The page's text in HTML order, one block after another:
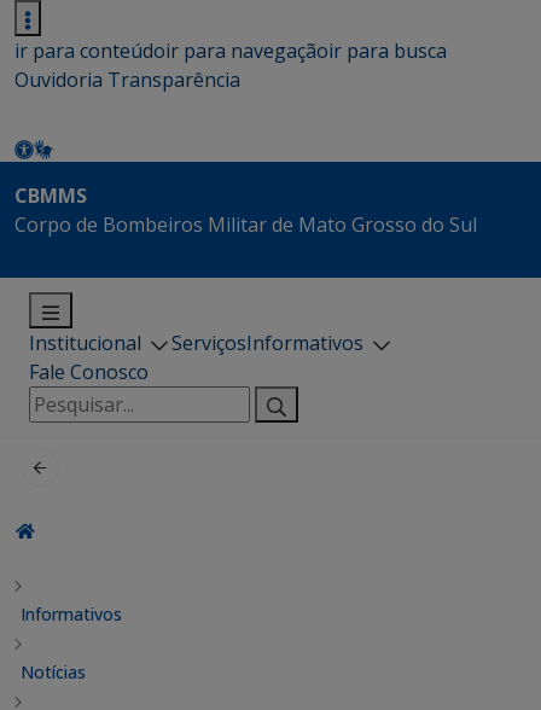
ir para conteúdoir para navegaçãoir para busca
Ouvidoria Transparência
CBMMS
Corpo de Bombeiros Militar de Mato Grosso do Sul
Institucional ServiçosInformativos
Fale Conosco
Pesquisar
por:
Informativos
Notícias